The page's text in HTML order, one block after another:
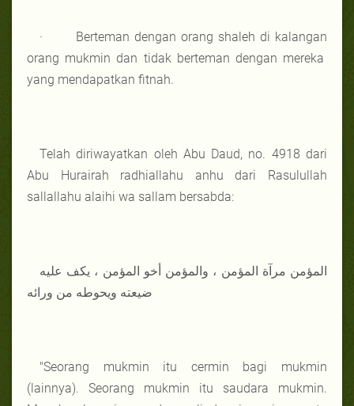
· Berteman dengan orang shaleh di kalangan
orang mukmin dan tidak berteman dengan mereka
yang mendapatkan fitnah.
Telah diriwayatkan oleh Abu Daud, no. 4918 dari
Abu Hurairah radhiallahu anhu dari Rasulullah
sallallahu alaihi wa sallam bersabda:
المؤمن مرآة المؤمن ، والمؤمن أخو المؤمن ، يكف عليه
ضيعته ويحوطه من ورائه
"Seorang mukmin itu cermin bagi mukmin
(lainnya). Seorang mukmin itu saudara mukmin.